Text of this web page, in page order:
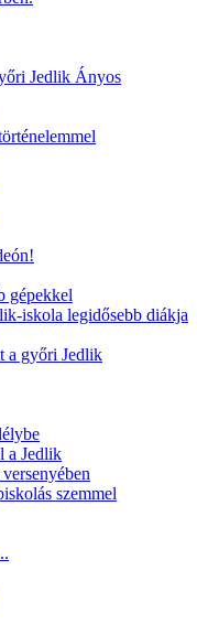
Jedlik Ányos
gépekkel
iskola legidősebb diákja
a győri Jedlik
a Jedlik
szemmel